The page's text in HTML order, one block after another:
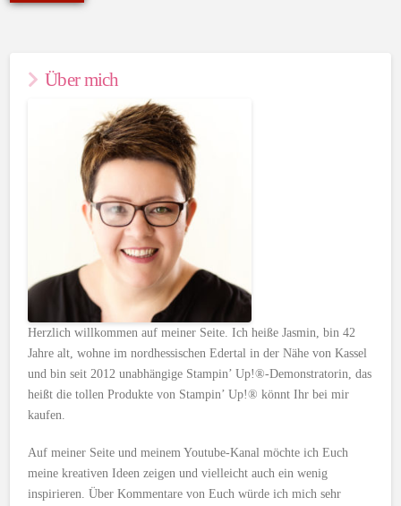
Über mich
Herzlich willkommen auf meiner Seite. Ich heiße Jasmin, bin 42
Jahre alt, wohne im nordhessischen Edertal in der Nähe von Kassel
und bin seit 2012 unabhängige Stampin’ Up!®-Demonstratorin, das
heißt die tollen Produkte von Stampin’ Up!® könnt Ihr bei mir
kaufen.
Auf meiner Seite und meinem Youtube-Kanal möchte ich Euch
meine kreativen Ideen zeigen und vielleicht auch ein wenig
inspirieren. Über Kommentare von Euch würde ich mich sehr